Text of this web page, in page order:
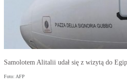
Samolotem Alitalii udał się z wizytą do
Foto: AFP